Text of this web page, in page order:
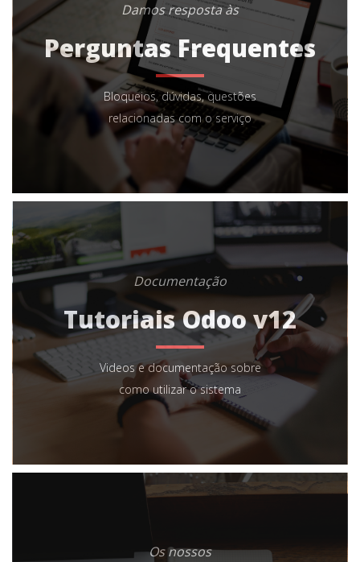
Damos resposta às
Perguntas Frequentes
Bloqueios, dúvidas, questões
relacionadas com o serviço
Documentação
Tutoriais Odoo v12
Videos e documentação sobre
como utilizar o sistema
Os nossos